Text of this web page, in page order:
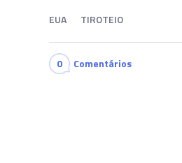
EUA TIROTEIO
0 Comentários